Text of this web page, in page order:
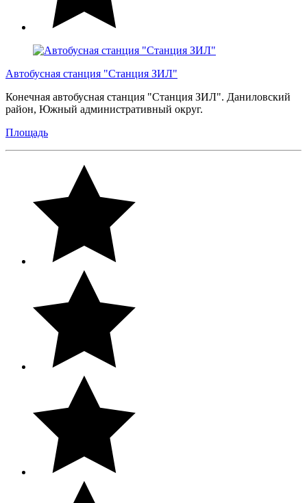
Автобусная станция "Станция ЗИЛ"
Конечная автобусная станция "Станция ЗИЛ". Даниловский
район, Южный административный округ.
Площадь